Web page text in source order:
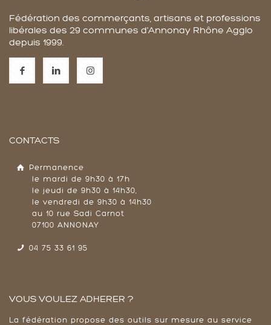
Fédération des commerçants, artisans et professions
libérales des 29 communes d'Annonay Rhône Agglo
depuis 1999.
CONTACTS
Permanence
le mardi de 9h30 à 17h
le jeudi de 9h30 à 14h30,
le vendredi de 9h30 à 14h30
au 10 rue Sadi Carnot
07100 ANNONAY
04 75 33 61 95
VOUS VOULEZ ADHERER ?
La fédération propose des outils sur mesure au service